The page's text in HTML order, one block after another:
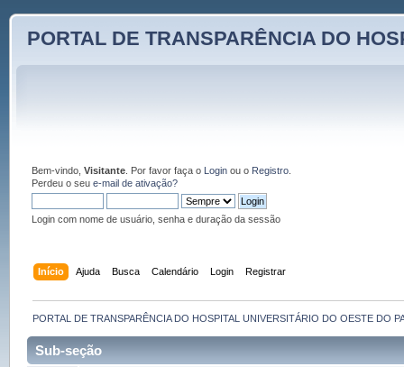
PORTAL DE TRANSPARÊNCIA DO
Bem-vindo, Visitante. Por favor faça o Loginou o Registro.
Perdeu o seu e-mail de ativação?
Login com nome de usuário, senha e duração da sessão
Início Ajuda Busca Calendário Login Registrar
PORTAL DE TRANSPARÊNCIA DO HOSPITAL UNIVERSITÁRIO DO OESTE DO
Sub-seção